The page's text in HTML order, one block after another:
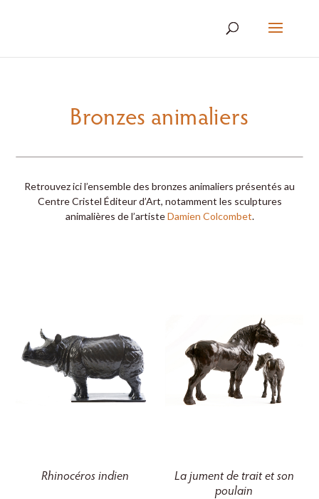
Bronzes animaliers
Retrouvez ici l’ensemble des bronzes animaliers présentés au
Centre Cristel Éditeur d’Art, notamment les sculptures
animalières de l’artisteDamien Colcombet.
Rhinocéros indien
La jument de trait et son
poulain